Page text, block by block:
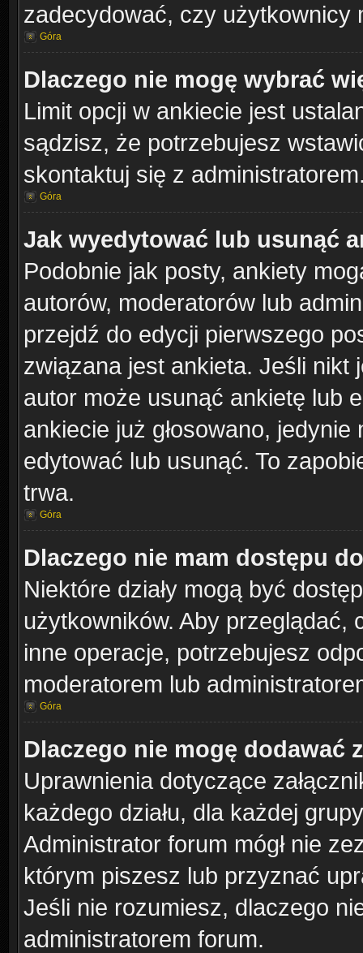
zadecydować, czy użytkownicy
Góra
Dlaczego nie mogę wybrać
Limit opcji w ankiecie jest
sądzisz, że potrzebujesz
skontaktuj się z
Góra
Jak wyedytować lub usunąć
Podobnie jak posty, ankiety
autorów, moderatorów lub
przejdź do edycji pierwszego
związana jest ankieta. Jeśli nikt
autor może usunąć ankietę lub
ankiecie już głosowano,
edytować lub usunąć. To
trwa.
Góra
Dlaczego nie mam dostępu
Niektóre działy mogą być
użytkowników. Aby
inne operacje, potrzebujesz
moderatorem lub
Góra
Dlaczego nie mogę dodawać
Uprawnienia dotyczące
każdego działu, dla każdej
Administrator forum mógł nie
którym piszesz lub przyznać
Jeśli nie rozumiesz, dlaczego
administratorem forum.